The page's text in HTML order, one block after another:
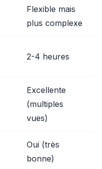
Flexible mais
plus complexe
2-4 heures
Excellente
(multiples
vues)
Oui (très
bonne)